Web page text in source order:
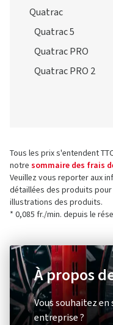
Quatrac
Quatrac 5
Quatrac PRO
Quatrac PRO 2
Tous les prix s'entendent
notre sommaire des frais
Veuillez vous reporter aux
détaillées des produits
illustrations des produits.
* 0,085 fr./min. depuis le
À propos
Vous souhaitez
entreprise ?